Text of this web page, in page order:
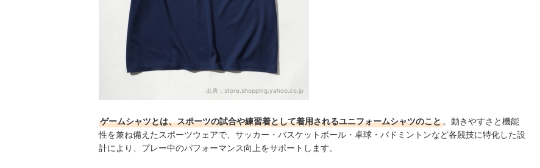
出典： store.shopping.yahoo.co.jp
ゲームシャツとは、スポーツの試合や練習着として着用されるユニフォームシャツのこと。動きやすさと機能
性を兼ね備えたスポーツウェアで、サッカー・バスケットボール・卓球・バドミントンなど各競技に特化した設
計により、プレー中のパフォーマンス向上をサポートします。